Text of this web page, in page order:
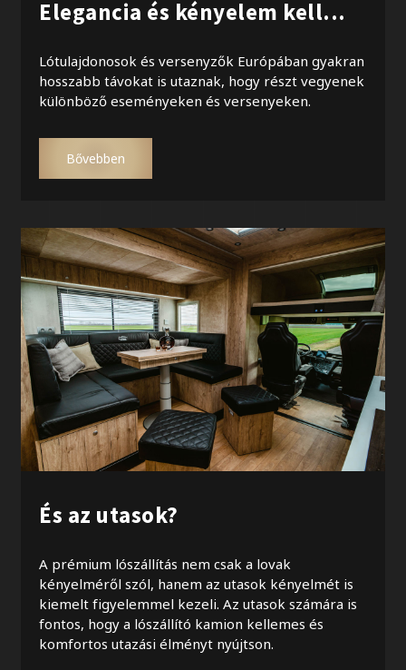
Elegancia és kényelem kell...
Lótulajdonosok és versenyzők Európában gyakran
hosszabb távokat is utaznak, hogy részt vegyenek
különböző eseményeken és versenyeken.
Bővebben
És az utasok?
A prémium lószállítás nem csak a lovak
kényelméről szól, hanem az utasok kényelmét is
kiemelt figyelemmel kezeli. Az utasok számára is
fontos, hogy a lószállító kamion kellemes és
komfortos utazási élményt nyújtson.